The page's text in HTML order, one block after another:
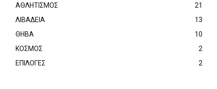
ΑΘΛΗΤΙΣΜΟΣ
21
ΛΙΒΑΔΕΙΑ
13
ΘΗΒΑ
10
ΚΟΣΜΟΣ
2
ΕΠΙΛΟΓΕΣ
2